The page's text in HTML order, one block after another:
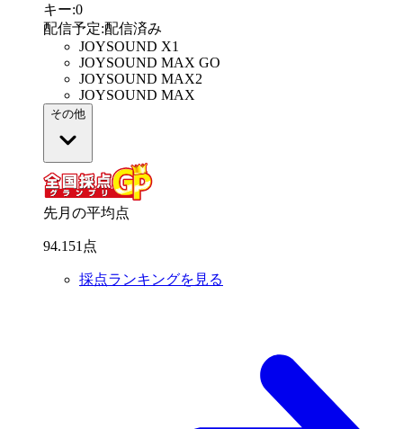
キー:0
配信予定:配信済み
JOYSOUND X1
JOYSOUND MAX GO
JOYSOUND MAX2
JOYSOUND MAX
その他
先月の平均点
94.151 点
採点ランキングを見る